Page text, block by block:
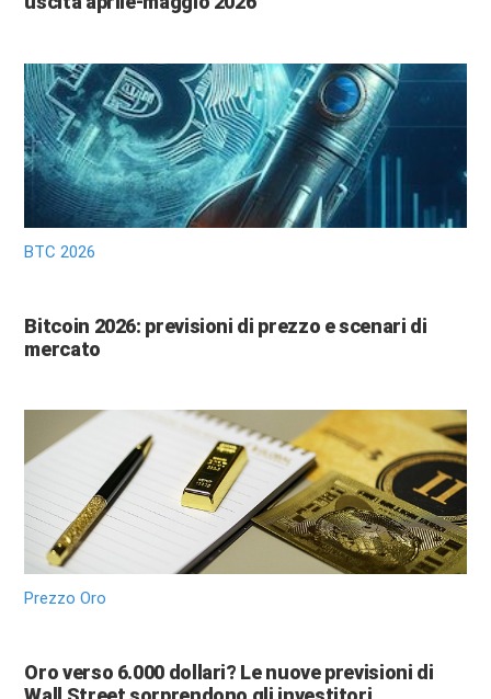
BTC 2026
Bitcoin 2026: previsioni di prezzo e scenari di
mercato
Prezzo Oro
Oro verso 6.000 dollari? Le nuove previsioni di